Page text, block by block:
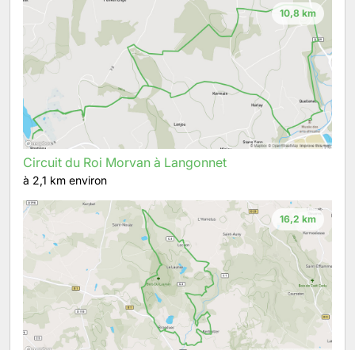
10,8 km
Circuit du Roi Morvan à Langonnet
à 2,1 km environ
16,2 km